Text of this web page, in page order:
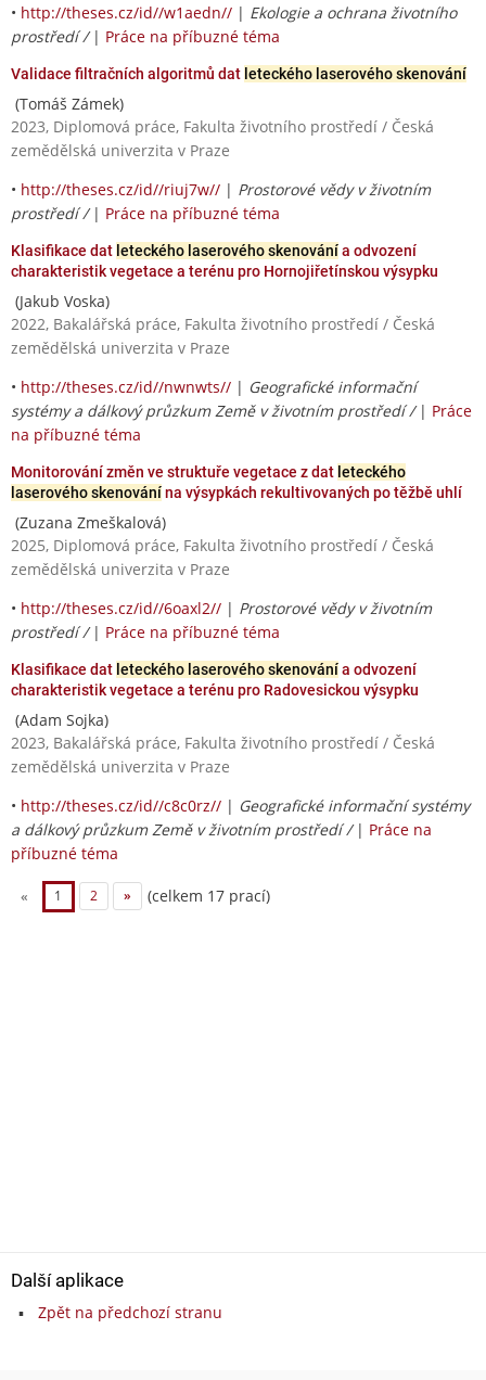
• http://theses.cz/id//w1aedn// | Ekologie a ochrana životního
prostředí / | Práce na příbuzné téma
Validace filtračních algoritmů dat leteckého laserového skenování
(Tomáš Zámek)
2023, Diplomová práce, Fakulta životního prostředí / Česká
zemědělská univerzita v Praze
• http://theses.cz/id//riuj7w// | Prostorové vědy v životním
prostředí / | Práce na příbuzné téma
Klasifikace dat leteckého laserového skenovánía odvození
charakteristik vegetace a terénu pro Hornojiřetínskou výsypku
(Jakub Voska)
2022, Bakalářská práce, Fakulta životního prostředí / Česká
zemědělská univerzita v Praze
• http://theses.cz/id//nwnwts// | Geografické informační
systémy a dálkový průzkum Země v životním prostředí / | Práce
na příbuzné téma
Monitorování změn ve struktuře vegetace z dat leteckého
laserového skenovánína výsypkách rekultivovaných po těžbě uhlí
(Zuzana Zmeškalová)
2025, Diplomová práce, Fakulta životního prostředí / Česká
zemědělská univerzita v Praze
• http://theses.cz/id//6oaxl2// | Prostorové vědy v životním
prostředí / | Práce na příbuzné téma
Klasifikace dat leteckého laserového skenovánía odvození
charakteristik vegetace a terénu pro Radovesickou výsypku
(Adam Sojka)
2023, Bakalářská práce, Fakulta životního prostředí / Česká
zemědělská univerzita v Praze
• http://theses.cz/id//c8c0rz// | Geografické informační systémy
a dálkový průzkum Země v životním prostředí / | Práce na
příbuzné téma
« 1 2 » (celkem 17 prací)
Další aplikace
Zpět na předchozí stranu